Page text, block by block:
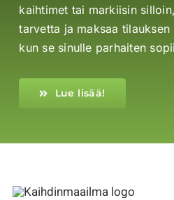
kaihtimet tai markiisin
tarvetta ja maksaa tilauksen
kun se sinulle parhaiten
Lue lisää!